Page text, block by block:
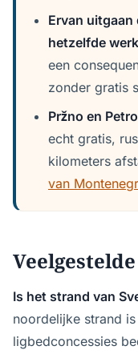
Ervan
hetzelfde
een
zonder gratis
Pržno en
echt gratis,
kilometers
van
Is het strand van
noordelijke strand
ligbedconcessies